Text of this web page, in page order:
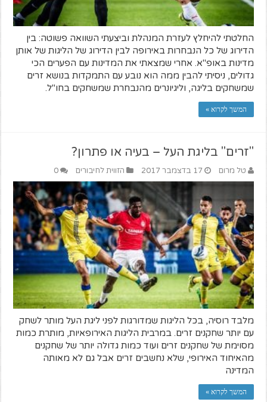
החלטתי להיחלץ לעזרת המנהלת וביצעתי השוואה פשוטה: בין
הדירוג של כל הנבחרות באירופה לבין הדירוג של הליגות של אותן
מדינות באופ"א. אחרי שמצאתי את המדינות עם הפערים הכי
גדולים, ניסיתי להבין ממה הוא נובע עם התמקדות בנושא זרים
שמשחקים בליגה, וליגיונרים מהנבחרת שמשחקים בחו"ל.
המשך לקרוא »
"זרים" בליגת העל – בעיה או פתרון?
טל מרום 17 בדצמבר 2017 הזווית לחיבורים 0
מלבד רוסיה, בכל הליגות שמדורגות לפני ליגת העל מותר לשחק
עם יותר שחקנים זרים. במרבית הליגות האירופאיות, מותרת כמות
מסוימת של שחקנים זרים ועוד כמות גדולה יותר של שחקנים
מהאיחוד האירופי, שלא נחשבים זרים אבל גם לא מאותה
המדינה
המשך לקרוא »